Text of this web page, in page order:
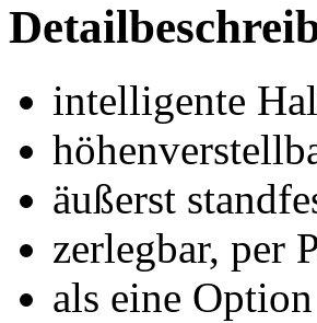
intelligente
äußerst
zerlegbar, per
als eine